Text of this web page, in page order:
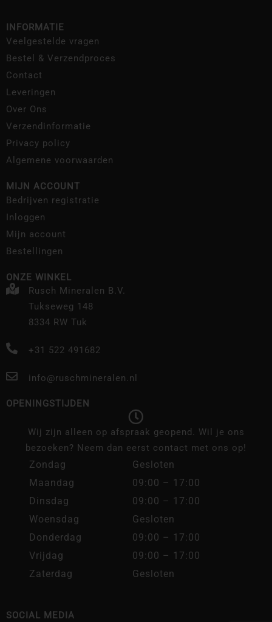
INFORMATIE
Veelgestelde vragen
Bestel & Verzendproces
Contact
Leveringen
Over Ons
Verzendinformatie
Privacy policy
Algemene voorwaarden
MIJN ACCOUNT
Bedrijven registratie
Inloggen
Mijn account
Bestellingen
ONZE WINKEL
Rusch Mineralen B.V.
Tukseweg 148
8334 RW Tuk
+31 522 491682
info@ruschmineralen.nl
OPENINGSTIJDEN
Wij zijn alleen op afspraak geopend. Wil je ons
bezoeken? Neem dan eerst contact met ons op!
Zondag
Gesloten
Maandag
09:00 – 17:00
Dinsdag
09:00 – 17:00
Woensdag
Gesloten
Donderdag
09:00 – 17:00
Vrijdag
09:00 – 17:00
Zaterdag
Gesloten
SOCIAL MEDIA